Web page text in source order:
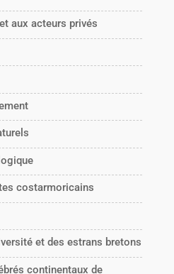
aux acteurs privés
costarmoricains
et des estrans bretons
continentaux de